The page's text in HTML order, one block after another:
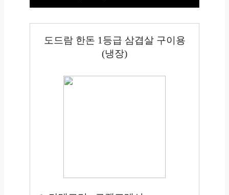
도드람 한돈 1등급 삼겹살 구이용
(냉장)